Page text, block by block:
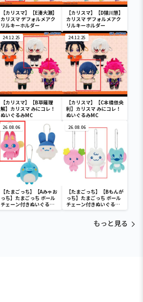
【カリスマ】【E湊大瀬】
カリスマ デフォルメアク
リルキーホルダー
【カリスマ】【D猿川慧】
カリスマ デフォルメアク
リルキーホルダー
24.12.25
【カリスマ】【B草薙理
解】カリスマ みにコレ！
ぬいぐるみMC
24.12.25
【カリスマ】【C本橋依央
利】カリスマ みにコレ！
ぬいぐるみMC
26.08.06
【たまごっち】【Aみゃお
っち】たまごっち ボール
チェーン付きぬいぐるみ
～Tamagotchi
26.08.06
【たまごっち】【Bもんが
っち】たまごっち ボール
チェーン付きぬいぐるみ
～Tamagotchi
もっと見る